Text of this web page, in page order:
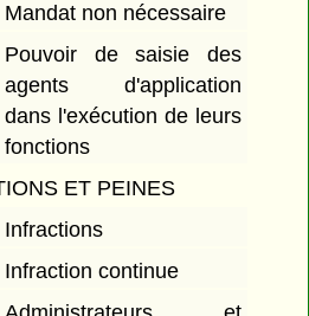
Mandat non nécessaire
Pouvoir de saisie des
agents d'application
dans l'exécution de leurs
fonctions
ET PEINES
Infractions
Infraction continue